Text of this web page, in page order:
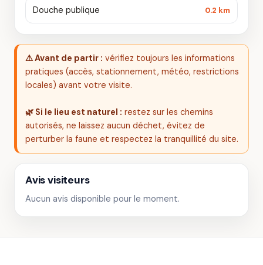
Douche publique 0.2 km
⚠️ Avant de partir : vérifiez toujours les informations
pratiques (accès, stationnement, météo, restrictions
locales) avant votre visite.
🌿 Si le lieu est naturel : restez sur les chemins
autorisés, ne laissez aucun déchet, évitez de
perturber la faune et respectez la tranquillité du site.
Avis visiteurs
Aucun avis disponible pour le moment.